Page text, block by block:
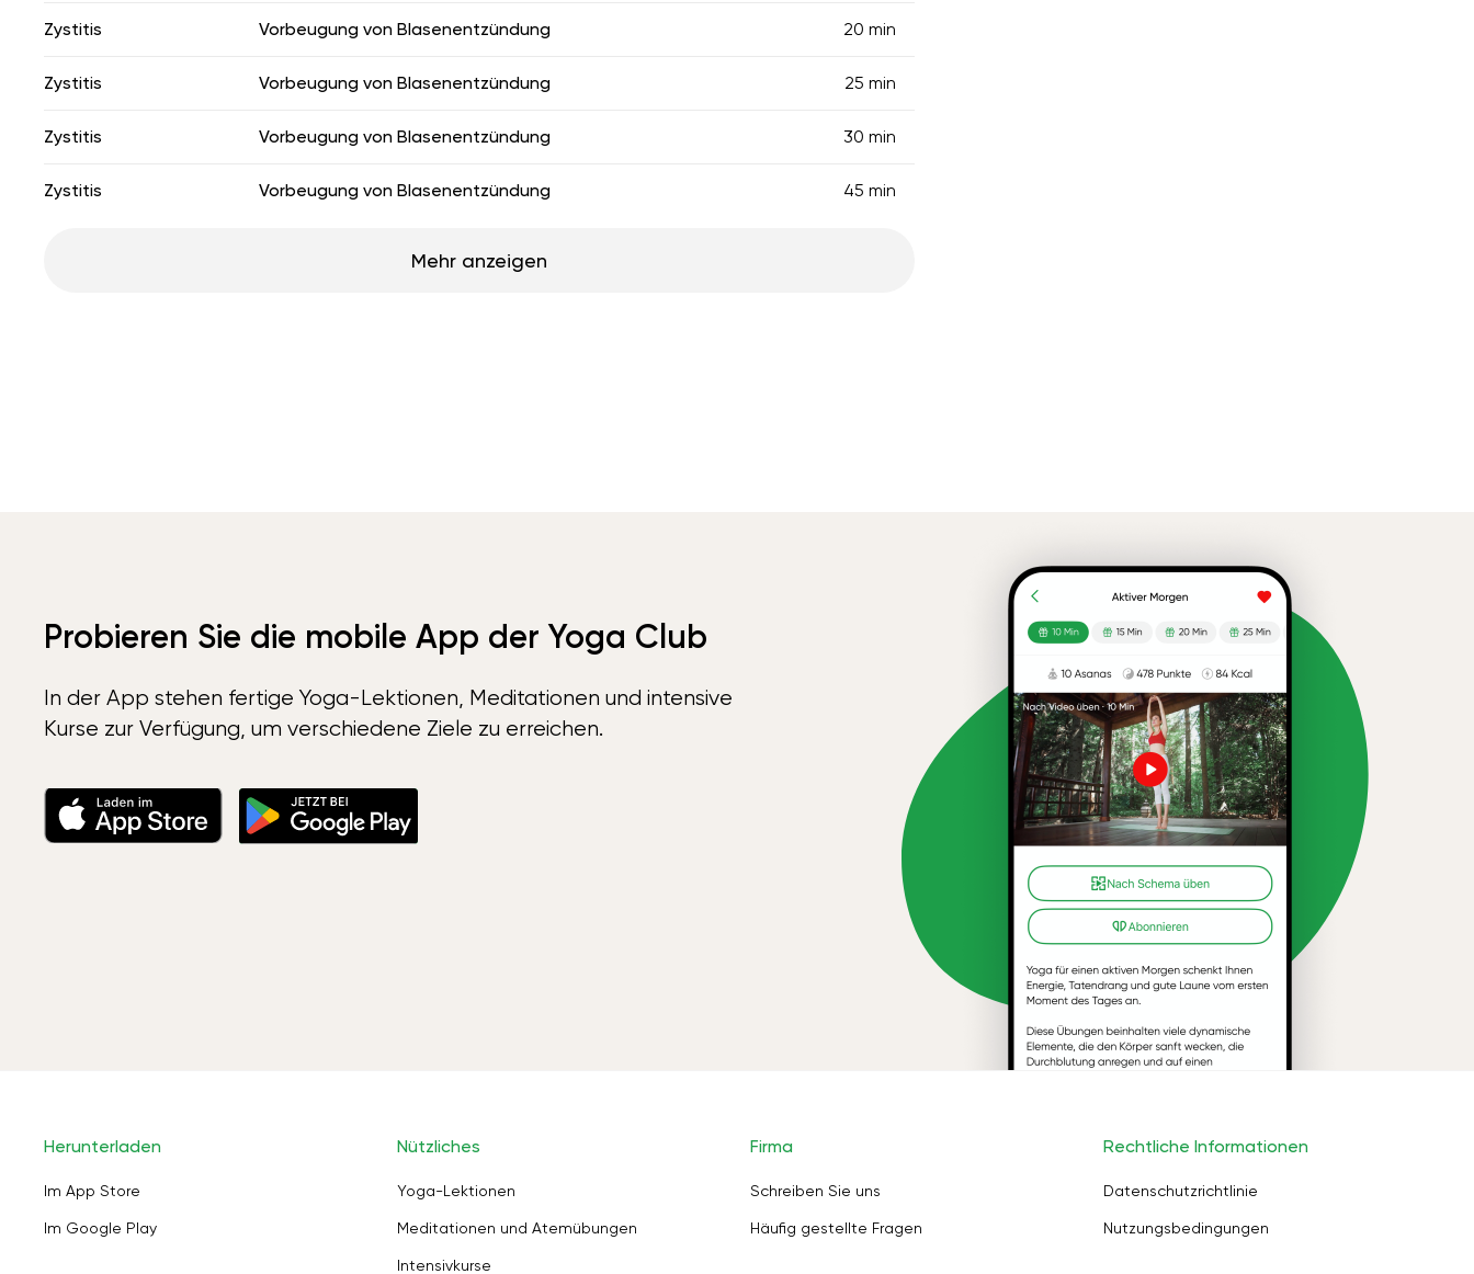
Zystitis Vorbeugung von Blasenentzündung 20 min
Zystitis Vorbeugung von Blasenentzündung 25 min
Zystitis Vorbeugung von Blasenentzündung 30 min
Zystitis Vorbeugung von Blasenentzündung 45 min
Mehr anzeigen
Probieren Sie die mobile App der Yoga Club
In der App stehen fertige Yoga-Lektionen, Meditationen und intensive
Kurse zur Verfügung, um verschiedene Ziele zu erreichen.
Herunterladen
Im App Store
Im Google Play
Nützliches
Yoga-Lektionen
Meditationen und Atemübungen
Intensivkurse
Firma
Schreiben Sie uns
Häufig gestellte Fragen
Rechtliche Informationen
Datenschutzrichtlinie
Nutzungsbedingungen